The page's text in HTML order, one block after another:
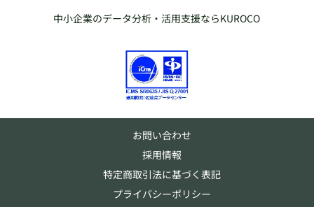
中小企業のデータ分析・活用支援ならKUROCO
お問い合わせ
採用情報
特定商取引法に基づく表記
プライバシーポリシー